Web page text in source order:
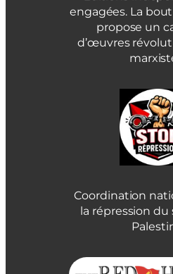
engagées. La
propose un
d’œuvres
Coordination
la répression du